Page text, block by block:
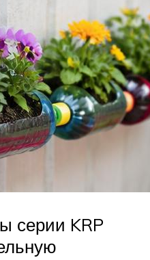
серии KRP